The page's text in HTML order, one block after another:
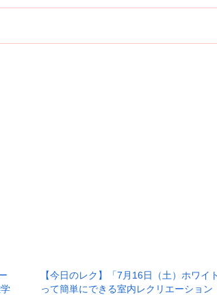
【今日のレク】「7月16日（土）ホワイ
って簡単にできる室内レクリエーション